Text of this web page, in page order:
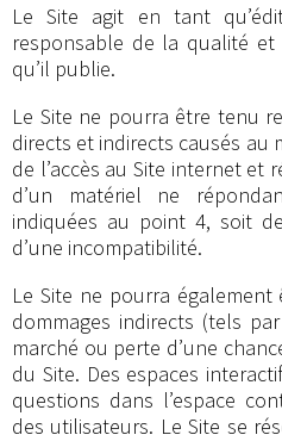
Le Site agit en tant
responsable de la qualité
qu’il publie.
Le Site ne pourra être tenu
directs et indirects causés au
de l’accès au Site internet et
d’un matériel ne
indiquées au point 4, soit
d’une incompatibilité.
Le Site ne pourra
dommages indirects (tels
marché ou perte d’une
du Site. Des espaces
questions dans l’espace
des utilisateurs. Le Site se